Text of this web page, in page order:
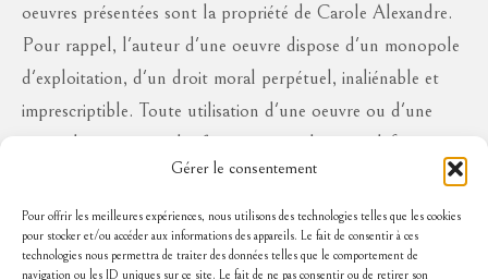
Gérer le consentement
Pour offrir les meilleures expériences, nous utilisons des technologies telles que les cookies
pour stocker et/ou accéder aux informations des appareils. Le fait de consentir à ces
technologies nous permettra de traiter des données telles que le comportement de
navigation ou les ID uniques sur ce site. Le fait de ne pas consentir ou de retirer son
oeuvres présentées sont la propriété de Carole Alexandre.
Pour rappel, l'auteur d'une oeuvre dispose d'un monopole
d'exploitation, d'un droit moral perpétuel, inaliénable et
imprescriptible. Toute utilisation d'une oeuvre ou d'une
partie des oeuvres à des fins commerciales ou à défaut en
diffusion publique, sous quelque forme que ce soit, est
interdite sans l'autorisation de l'auteur, aux risques de se
voir réclamer des dommages et intérêts..